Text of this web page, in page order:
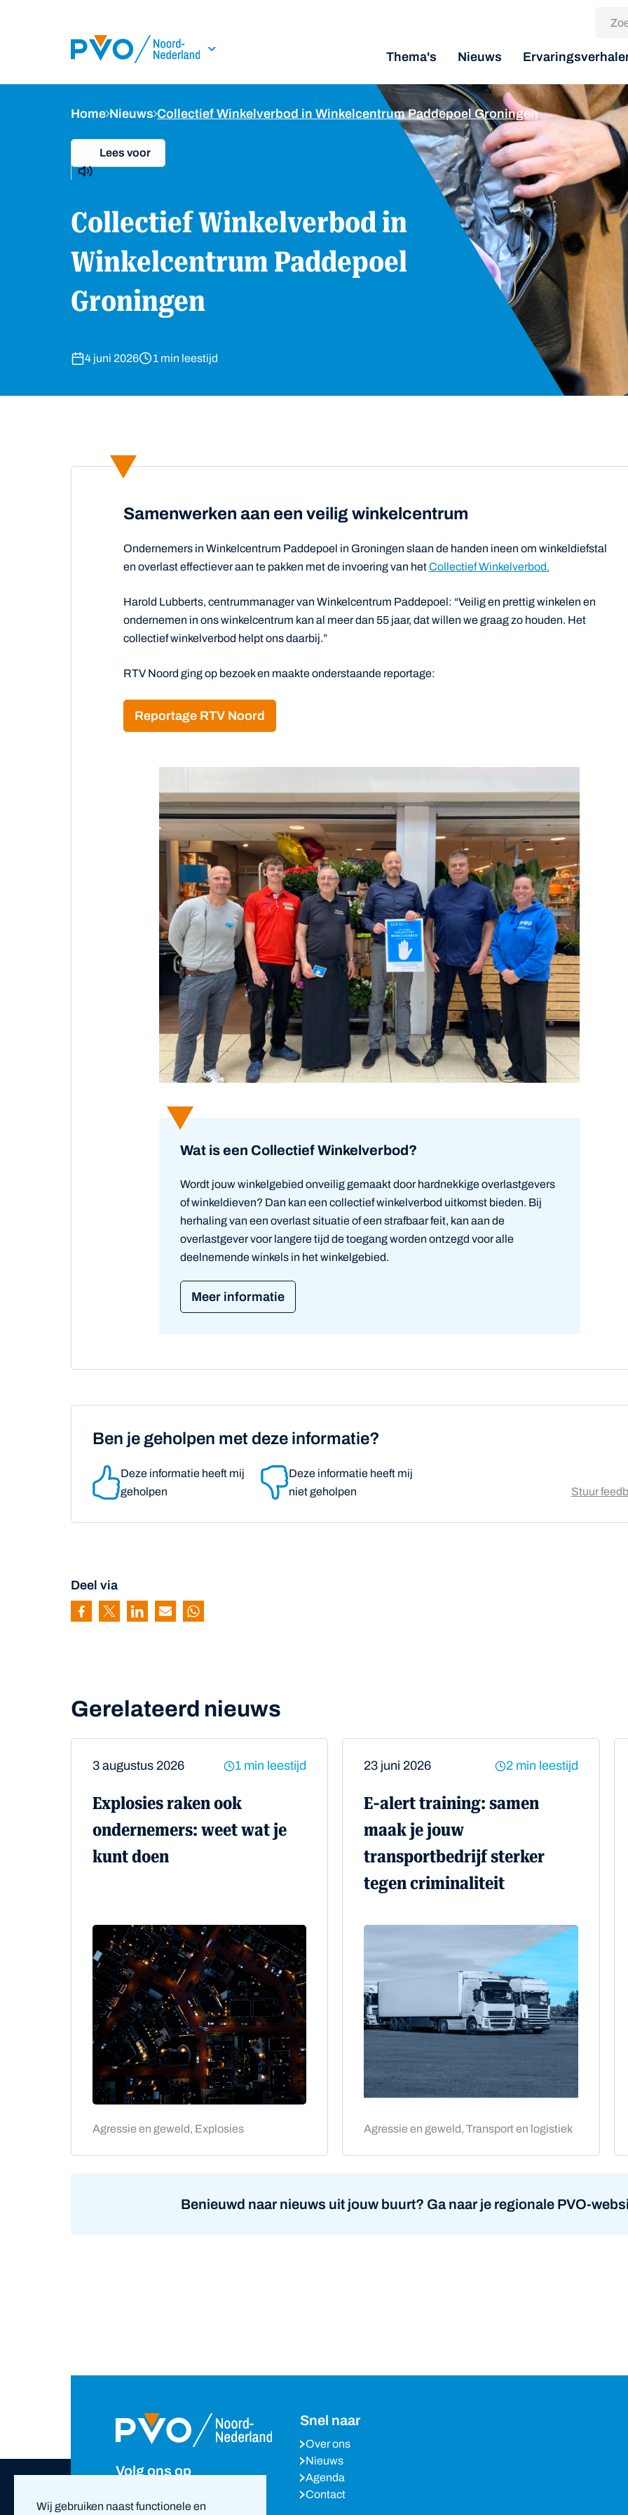
Wij gebruiken naast functionele en
Thema's Nieuws
Home Nieuws Collectief Winkelverbod in Winkelcentrum Paddepoel Groningen
Lees voor
Collectief Winkelverbod in
Winkelcentrum Paddepoel
Groningen
4 juni 2026 1 min leestijd
Samenwerken aan een veilig winkelcentrum
Ondernemers in Winkelcentrum Paddepoel in Groningen slaan de handen ineen om winkeldiefstal
en overlast effectiever aan te pakken met de invoering van hetCollectief Winkelverbod.
Harold Lubberts, centrummanager van Winkelcentrum Paddepoel: “Veilig en prettig winkelen en
ondernemen in ons winkelcentrum kan al meer dan 55 jaar, dat willen we graag zo houden. Het
collectief winkelverbod helpt ons daarbij.”
RTV Noord ging op bezoek en maakte onderstaande reportage:
Reportage RTV Noord
Wat is een Collectief Winkelverbod?
Wordt jouw winkelgebied onveilig gemaakt door hardnekkige overlastgevers
of winkeldieven? Dan kan een collectief winkelverbod uitkomst bieden. Bij
herhaling van een overlast situatie of een strafbaar feit, kan aan de
overlastgever voor langere tijd de toegang worden ontzegd voor alle
deelnemende winkels in het winkelgebied.
Meer informatie
Ben je geholpen met deze informatie?
Deze informatie heeft mij
geholpen
Deze informatie heeft mij
niet geholpen
Stuur
Deel via
Pagina delen via Facebook
Pagina delen via Twitter
Pagina delen via Linkedin
Pagina delen via Mail
Pagina delen via Whatsapp
Gerelateerd nieuws
3 augustus 2026 1 min leestijd
Explosies raken ook
ondernemers: weet wat je
kunt doen
Agressie en geweld, Explosies
23 juni 2026 2 min leestijd
E-alert training: samen
maak je jouw
transportbedrijf sterker
tegen criminaliteit
Agressie en geweld, Transport en logistiek
Benieuwd naar nieuws uit jouw buurt? Ga naar je regionale PVO-
Volg ons op
Snel naar
Over ons
Nieuws
Agenda
Contact